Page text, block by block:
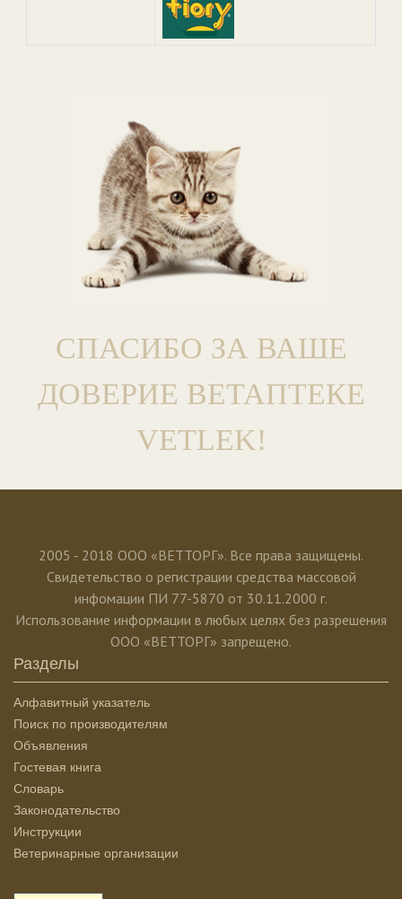
СПАСИБО ЗА ВАШЕ
ДОВЕРИЕ ВЕТАПТЕКЕ
VETLEK!
2005 - 2018 ООО «ВЕТТОРГ». Все права защищены.
Свидетельство о регистрации средства массовой
инфомации ПИ 77-5870 от 30.11.2000 г.
Использование информации в любых целях без разрешения
ООО «ВЕТТОРГ» запрещено.
Разделы
Алфавитный указатель
Поиск по производителям
Объявления
Гостевая книга
Словарь
Законодательство
Инструкции
Ветеринарные организации